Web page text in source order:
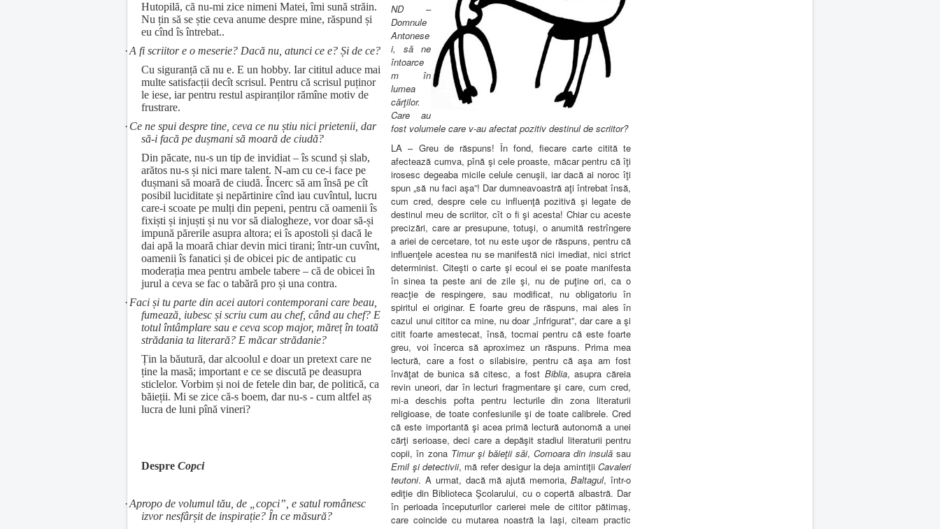
Hutopilă, că nu-mi zice nimeni Matei, îmi sună străin.
Nu țin să se știe ceva anume despre mine, răspund și
eu cînd îs întrebat..
·A fi scriitor e o meserie? Dacă nu, atunci ce e? Și de ce?
Cu siguranță că nu e. E un hobby. Iar cititul aduce mai
multe satisfacții decît scrisul. Pentru că scrisul puținor
le iese, iar pentru restul aspiranților rămîne motiv de
frustrare.
· Ce ne spui despre tine, ceva ce nu știu nici prietenii, dar
să-i facă pe dușmani să moară de ciudă?
Din păcate, nu-s un tip de invidiat – îs scund și slab,
arătos nu-s și nici mare talent. N-am cu ce-i face pe
dușmani să moară de ciudă. Încerc să am însă pe cît
posibil luciditate și nepărtinire cînd iau cuvîntul, lucru
care-i scoate pe mulți din pepeni, pentru că oamenii îs
fixiști și injuști și nu vor să dialogheze, vor doar să-și
impună părerile asupra altora; ei îs apostoli și dacă le
dai apă la moară chiar devin mici tirani; într-un cuvînt,
oamenii îs fanatici și de obicei pic de antipatic cu
moderația mea pentru ambele tabere – că de obicei în
jurul a ceva se fac o tabără pro și una contra.
·Faci și tu parte din acei autori contemporani care beau,
fumează, iubesc și scriu cum au chef, când au chef? E
totul întâmplare sau e ceva scop major, măreț în toată
strădania ta literară? E măcar strădanie?
Țin la băutură, dar alcoolul e doar un pretext care ne
ține la masă; important e ce se discută pe deasupra
sticlelor. Vorbim și noi de fetele din bar, de politică, ca
băieții. Mi se zice că-s boem, dar nu-s - cum altfel aș
lucra de luni pînă vineri?
Despre Copci
·Apropo de volumul tău, de „copci”, e satul românesc
izvor nesfârșit de inspirație? În ce măsură?
ND –
Domnule
Antonese
i, să ne
întoarce
m în
lumea
cărţilor.
Care au
fost volumele care v-au afectat pozitiv destinul de scriitor?
LA – Greu de răspuns! În fond, fiecare carte citită te
afectează cumva, pînă şi cele proaste, măcar pentru că îţi
irosesc degeaba micile celule cenuşii, iar dacă ai noroc îţi
spun „să nu faci aşa”! Dar dumneavoastră aţi întrebat însă,
cum cred, despre cele cu influenţă pozitivă şi legate de
destinul meu de scriitor, cît o fi şi acesta! Chiar cu aceste
precizări, care ar presupune, totuşi, o anumită restrîngere
a ariei de cercetare, tot nu este uşor de răspuns, pentru că
influenţele acestea nu se manifestă nici imediat, nici strict
determinist. Citeşti o carte şi ecoul ei se poate manifesta
în sinea ta peste ani de zile şi, nu de puţine ori, ca o
reacţie de respingere, sau modificat, nu obligatoriu în
spiritul ei originar. E foarte greu de răspuns, mai ales în
cazul unui cititor ca mine, nu doar „înfrigurat”, dar care a şi
citit foarte amestecat, însă, tocmai pentru că este foarte
greu, voi încerca să aproximez un răspuns. Prima mea
lectură, care a fost o silabisire, pentru că aşa am fost
învăţat de bunica să citesc, a fost Biblia, asupra căreia
revin uneori, dar în lecturi fragmentare şi care, cum cred,
mi-a deschis pofta pentru lecturile din zona literaturii
religioase, de toate confesiunile şi de toate calibrele. Cred
că este importantă şi acea primă lectură autonomă a unei
cărţi serioase, deci care a depăşit stadiul literaturii pentru
copii, în zona Timur şi băieţii săi, Comoara din insulăsau
Emil şi detectivii, mă refer desigur la deja amintiţii Cavaleri
teutoni. A urmat, dacă mă ajută memoria,Baltagul, într-o
ediţie din Biblioteca Şcolarului, cu o copertă albastră. Dar
în perioada începuturilor carierei mele de cititor pătimaş,
care coincide cu mutarea noastră la Iaşi, citeam practic